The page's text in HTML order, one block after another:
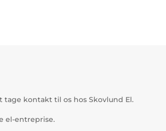
kontakt til os hos Skovlund El.
el-entreprise.